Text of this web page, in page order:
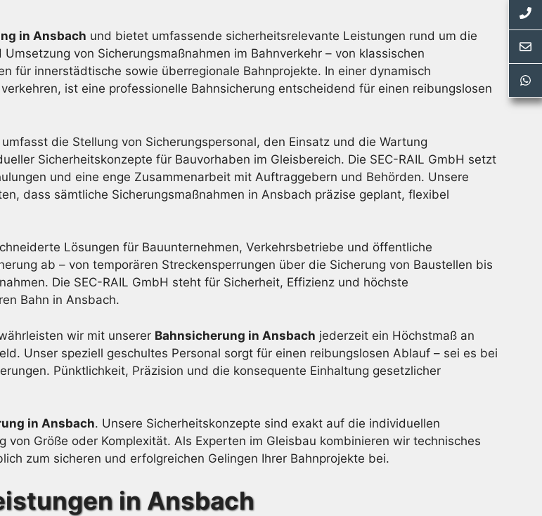
in Ansbach und bietet umfassende sicherheitsrelevante Leistungen rund um die
von Sicherungsmaßnahmen im Bahnverkehr – von klassischen
für innerstädtische sowie überregionale Bahnprojekte. In einer dynamisch
ist eine professionelle Bahnsicherung entscheidend für einen reibungslosen
umfasst die Stellung von Sicherungspersonal, den Einsatz und die Wartung
Sicherheitskonzepte für Bauvorhaben im Gleisbereich. Die SEC-RAIL GmbH setzt
und eine enge Zusammenarbeit mit Auftraggebern und Behörden. Unsere
dass sämtliche Sicherungsmaßnahmen in Ansbach präzise geplant, flexibel
Lösungen für Bauunternehmen, Verkehrsbetriebe und öffentliche
ab – von temporären Streckensperrungen über die Sicherung von Baustellen bis
Die SEC-RAIL GmbH steht für Sicherheit, Effizienz und höchste
Bahn in Ansbach.
wir mit unserer Bahnsicherung in Ansbach jederzeit ein Höchstmaß an
Unser speziell geschultes Personal sorgt für einen reibungslosen Ablauf – sei es bei
Pünktlichkeit, Präzision und die konsequente Einhaltung gesetzlicher
in Ansbach. Unsere Sicherheitskonzepte sind exakt auf die individuellen
Größe oder Komplexität. Als Experten im Gleisbau kombinieren wir technisches
zum sicheren und erfolgreichen Gelingen Ihrer Bahnprojekte bei.
in Ansbach